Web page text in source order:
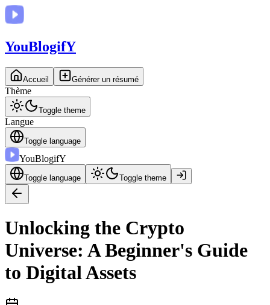
YouBlogifY
Accueil Générer un résumé
Thème
Toggle theme
Langue
Toggle language
YouBlogifY
Toggle language Toggle theme
Unlocking the Crypto
Universe: A Beginner's Guide
to Digital Assets